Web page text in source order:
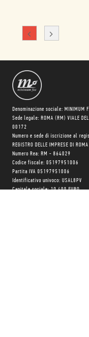
Denominazione sociale: MINIMUM
Sede legale: ROMA (RM) VIALE
00172
Numero e sede di iscrizione al
REGISTRO DELLE IMPRESE DI ROMA
Numero Rea: RM - 864029
Codice fiscale: 05197951006
Partita IVA 05197951006
Identificativo univoco: USAL8PV
Capitale sociale: 10.400 EURO